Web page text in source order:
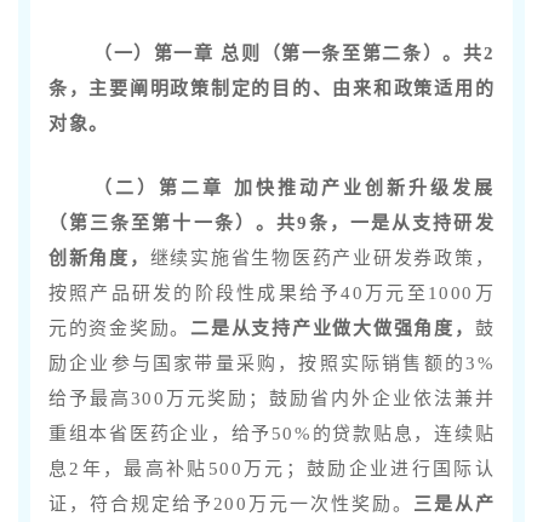
（一）第一章 总则（第一条至第二条）。共2
条，主要阐明政策制定的目的、由来和政策适用的
对象。
（二）第二章 加快推动产业创新升级发展
（第三条至第十一条）。共9条，一是从支持研发
创新角度， 继续实施省生物医药产 业研发券政策，
按照产品研发的阶段性成果给予40万元至1000万
元的资金奖励。 二是从支持产业做大做强角度， 鼓
励企业参与国家带量采购，按照实际销售额的3%
给予最高300万元奖励；鼓励省内外企业依法兼并
重组本省医药企业，给予50%的贷款贴息，连续贴
息2年，最高补贴500万元；鼓励企业进行国际认
证，符合规定给予200万元一次性奖励。 三是从产